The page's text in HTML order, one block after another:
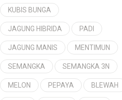
KUBIS BUNGA
JAGUNG HIBRIDA PADI
JAGUNG MANIS MENTIMUN
SEMANGKA SEMANGKA 3N
MELON PEPAYA BLEWAH